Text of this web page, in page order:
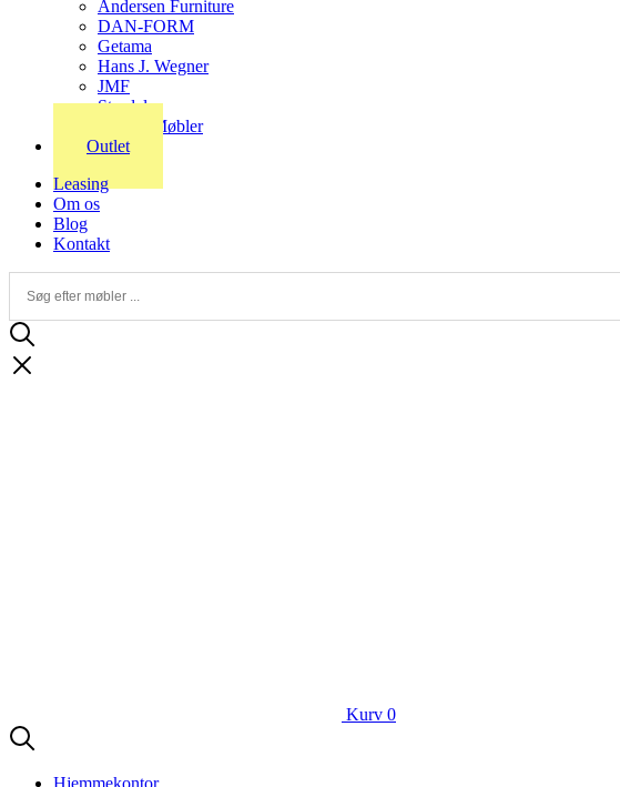
Andersen Furniture
DAN-FORM
Getama
Hans J. Wegner
JMF
Stordal
Stouby Møbler
Outlet
Leasing
Om os
Blog
Kontakt
Kurv 0
Hjemmekontor